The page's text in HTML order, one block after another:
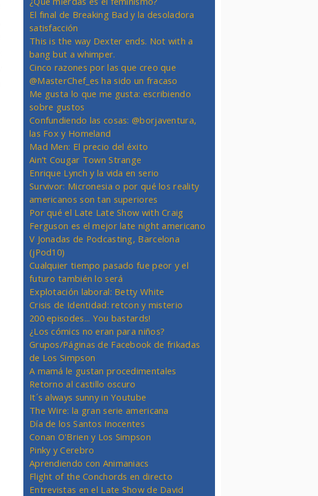
El final de Breaking Bad y la desoladora
satisfacción
This is the way Dexter ends. Not with a
bang but a whimper.
Cinco razones por las que creo que
@MasterChef_es ha sido un fracaso
Me gusta lo que me gusta: escribiendo
sobre gustos
Confundiendo las cosas: @borjaventura,
las Fox y Homeland
Mad Men: El precio del éxito
Ain’t Cougar Town Strange
Enrique Lynch y la vida en serio
Survivor: Micronesia o por qué los reality
americanos son tan superiores
Por qué el Late Late Show with Craig
Ferguson es el mejor late night americano
V Jonadas de Podcasting, Barcelona
(jPod10)
Cualquier tiempo pasado fue peor y el
futuro también lo será
Explotación laboral: Betty White
Crisis de Identidad: retcon y misterio
200 episodes... You bastards!
¿Los cómics no eran para niños?
Grupos/Páginas de Facebook de frikadas
de Los Simpson
A mamá le gustan procedimentales
Retorno al castillo oscuro
It´s always sunny in Youtube
The Wire: la gran serie americana
Día de los Santos Inocentes
Conan O'Brien y Los Simpson
Pinky y Cerebro
Aprendiendo con Animaniacs
Flight of the Conchords en directo
Entrevistas en el Late Show de David